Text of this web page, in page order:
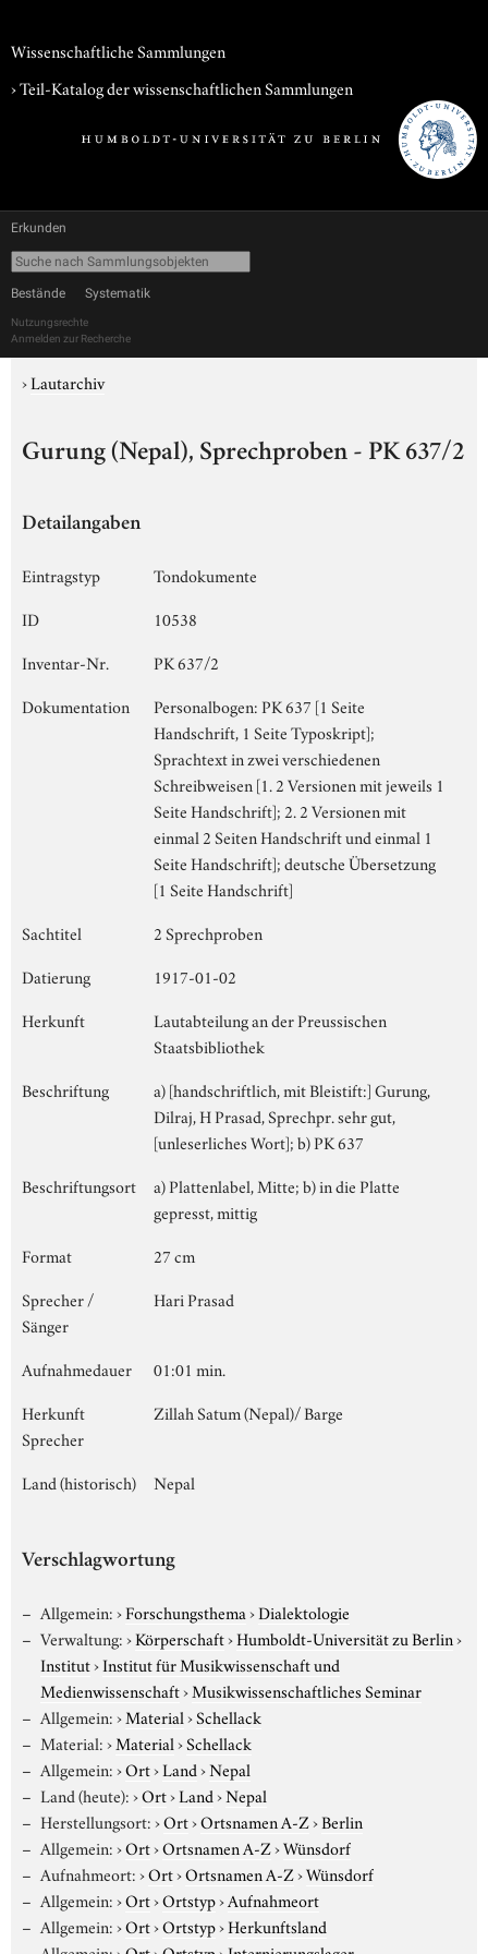
Wissenschaftliche Sammlungen
› Teil-Katalog der wissenschaftlichen Sammlungen
Erkunden
Bestände Systematik
Nutzungsrechte
Anmelden zur Recherche
›Lautarchiv
Gurung (Nepal), Sprechproben - PK 637/2
Detailangaben
Eintragstyp
Tondokumente
ID
10538
Inventar-Nr.
PK 637/2
Dokumentation
Personalbogen: PK 637 [1 Seite
Handschrift, 1 Seite Typoskript];
Sprachtext in zwei verschiedenen
Schreibweisen [1. 2 Versionen mit jeweils 1
Seite Handschrift]; 2. 2 Versionen mit
einmal 2 Seiten Handschrift und einmal 1
Seite Handschrift]; deutsche Übersetzung
[1 Seite Handschrift]
Sachtitel
2 Sprechproben
Datierung
1917-01-02
Herkunft
Lautabteilung an der Preussischen
Staatsbibliothek
Beschriftung
a) [handschriftlich, mit Bleistift:] Gurung,
Dilraj, H Prasad, Sprechpr. sehr gut,
[unleserliches Wort]; b) PK 637
Beschriftungsort
a) Plattenlabel, Mitte; b) in die Platte
gepresst, mittig
Format
27 cm
Sprecher /
Sänger
Hari Prasad
Aufnahmedauer
01:01 min.
Herkunft
Sprecher
Zillah Satum (Nepal)/ Barge
Land (historisch) Nepal
Verschlagwortung
Allgemein:›Forschungsthema›Dialektologie
Verwaltung:›Körperschaft›Humboldt-Universität zu Berlin›
Institut›Institut für Musikwissenschaft und
Medienwissenschaft›Musikwissenschaftliches Seminar
Allgemein:›Material›Schellack
Material:›Material›Schellack
Allgemein:›Ort›Land›Nepal
Land (heute):›Ort›Land›Nepal
Herstellungsort:›Ort›Ortsnamen A-Z›Berlin
Allgemein:›Ort›Ortsnamen A-Z›Wünsdorf
Aufnahmeort:›Ort›Ortsnamen A-Z›Wünsdorf
Allgemein:›Ort›Ortstyp›Aufnahmeort
Allgemein:›Ort›Ortstyp›Herkunftsland